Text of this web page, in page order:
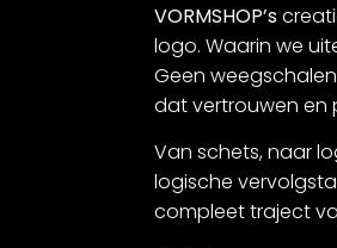
VORMSHOP’s
logo. Waarin we
Geen
dat vertrouwen en
Van schets, naar
logische
compleet traject